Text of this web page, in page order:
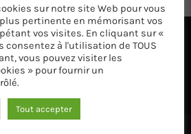
VOTRE APP ET SUR LE
sur notre site Web pour vous
pertinente en mémorisant vos
vos visites. En cliquant sur «
consentez à l'utilisation de TOUS
vous pouvez visiter les
» pour fournir un
Tout accepter